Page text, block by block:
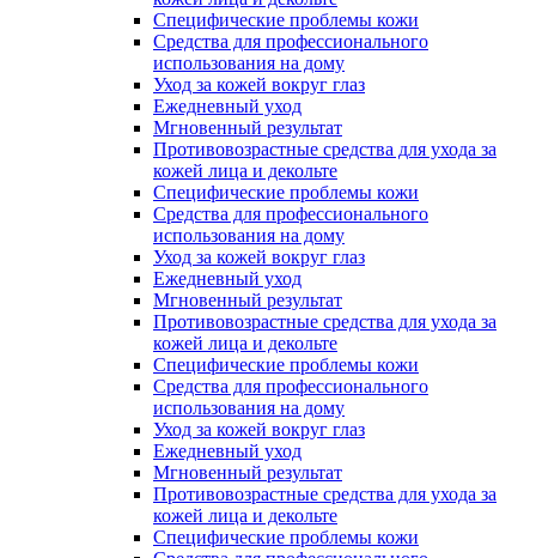
Специфические проблемы кожи
Средства для профессионального
использования на дому
Уход за кожей вокруг глаз
Ежедневный уход
Мгновенный результат
Противовозрастные средства для ухода за
кожей лица и декольте
Специфические проблемы кожи
Средства для профессионального
использования на дому
Уход за кожей вокруг глаз
Ежедневный уход
Мгновенный результат
Противовозрастные средства для ухода за
кожей лица и декольте
Специфические проблемы кожи
Средства для профессионального
использования на дому
Уход за кожей вокруг глаз
Ежедневный уход
Мгновенный результат
Противовозрастные средства для ухода за
кожей лица и декольте
Специфические проблемы кожи